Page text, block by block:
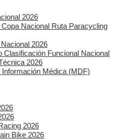
2026
Nacional Ruta Paracycling
2026
Clasificación Funcional Nacional
2026
Información Médica (MDF)
2026
Bike 2026